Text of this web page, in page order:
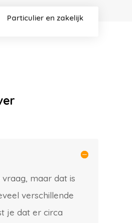
Particulier en zakelijk
maar dat is
verschillende
je dat er circa